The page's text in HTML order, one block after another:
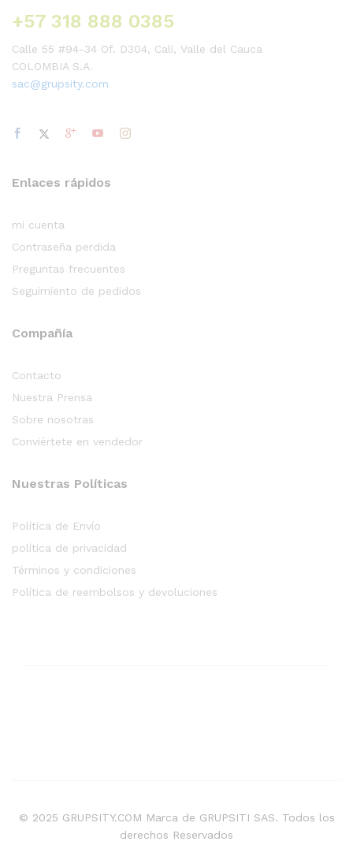
+57 318 888 0385
Calle 55 #94-34 Of. D304, Cali, Valle del Cauca
COLOMBIA S.A.
sac@grupsity.com
Enlaces rápidos
mi cuenta
Contraseña perdida
Preguntas frecuentes
Seguimiento de pedidos
Compañía
Contacto
Nuestra Prensa
Sobre nosotras
Conviértete en vendedor
Nuestras Políticas
Política de Envío
política de privacidad
Términos y condiciones
Política de reembolsos y devoluciones
© 2025 GRUPSITY.COM Marca de GRUPSITI SAS. Todos los
derechos Reservados